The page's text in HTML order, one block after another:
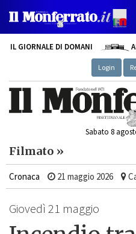
IL GIORNALE DI DOMANI
Login
Sabato 8
Filmato »
Cronaca 21 maggio 2026
Giovedì 21 maggio